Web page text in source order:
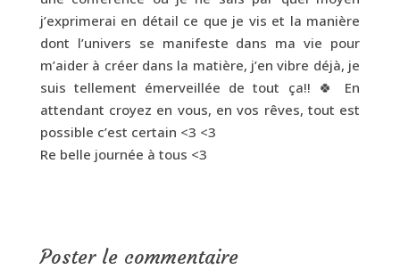
j’exprimerai en détail ce que je vis et la manière
dont l’univers se manifeste dans ma vie pour
m’aider à créer dans la matière, j’en vibre déjà, je
suis tellement émerveillée de tout ça!! 🍀 En
attendant croyez en vous, en vos rêves, tout est
possible c’est certain <3 <3
Re belle journée à tous <3
Poster le commentaire